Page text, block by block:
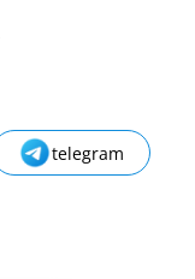
telegram